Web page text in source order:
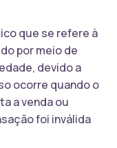
que se refere à
por meio de
devido a
ocorre quando o
a venda ou
foi inválida